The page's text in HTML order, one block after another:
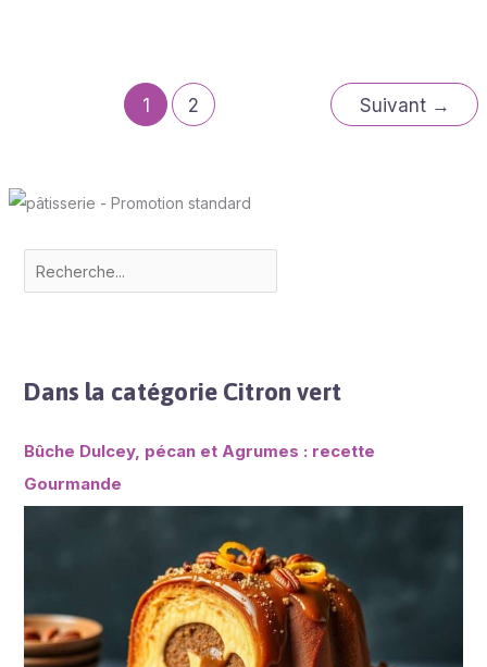
1 2 Suivant →
Dans la catégorie Citron vert
Bûche Dulcey, pécan et Agrumes : recette
Gourmande